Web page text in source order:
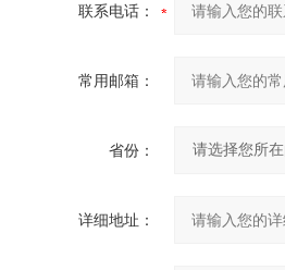
联系电话：
常用邮箱：
省份：
详细地址：